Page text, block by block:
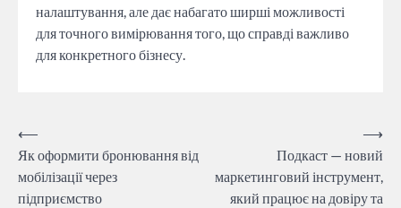
налаштування, але дає набагато ширші можливості
для точного вимірювання того, що справді важливо
для конкретного бізнесу.
Навігація
записів
⟵
Як оформити бронювання від
мобілізації через
підприємство
Подкаст — новий
маркетинговий інструмент,
який працює на довіру та
⟶